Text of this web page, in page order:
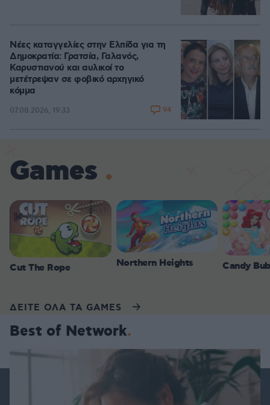
Νέες καταγγελίες στην Ελπίδα για τη
Δημοκρατία: Γρατσία, Γαλανός,
Καρυστιανού και αυλικοί το
μετέτρεψαν σε φοβικό αρχηγικό
κόμμα
07.08.2026, 19:33 94
Games
Cut The Rope Northern Heights Candy
ΔΕΙΤΕ ΟΛΑ ΤΑ GAMES
Best of Network